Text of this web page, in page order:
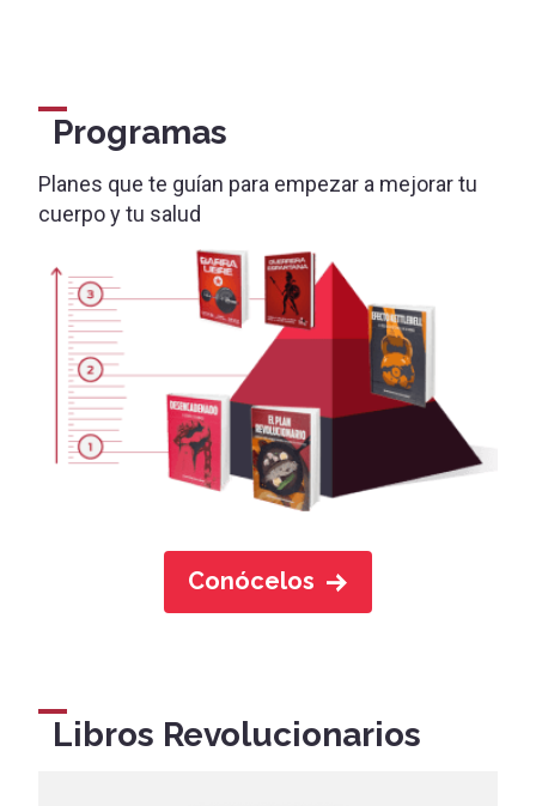
Programas
Planes que te guían para empezar a mejorar tu
cuerpo y tu salud
Conócelos
Libros Revolucionarios